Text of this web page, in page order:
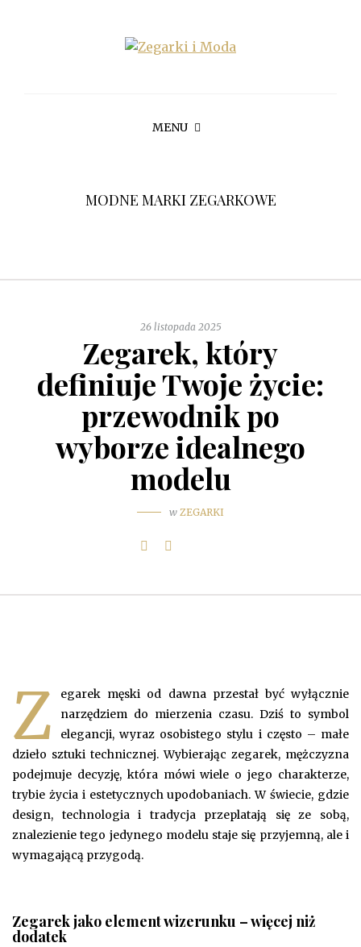
MENU
MODNE MARKI ZEGARKOWE
26 listopada 2025
Zegarek, który
definiuje Twoje życie:
przewodnik po
wyborze idealnego
modelu
w ZEGARKI
Z
egarek męski od dawna przestał być wyłącznie
narzędziem do mierzenia czasu. Dziś to symbol
elegancji, wyraz osobistego stylu i często – małe
dzieło sztuki technicznej. Wybierając zegarek, mężczyzna
podejmuje decyzję, która mówi wiele o jego charakterze,
trybie życia i estetycznych upodobaniach. W świecie, gdzie
design, technologia i tradycja przeplatają się ze sobą,
znalezienie tego jedynego modelu staje się przyjemną, ale i
wymagającą przygodą.
Zegarek jako element wizerunku – więcej niż
dodatek